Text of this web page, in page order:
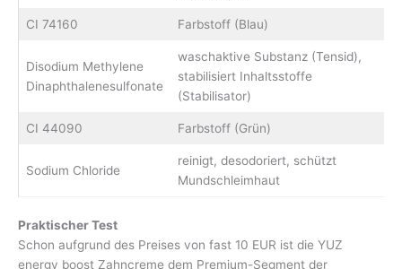
CI 74160 Farbstoff (Blau)
Disodium Methylene
Dinaphthalenesulfonate
waschaktive Substanz (Tensid),
stabilisiert Inhaltsstoffe
(Stabilisator)
CI 44090 Farbstoff (Grün)
Sodium Chloride
reinigt, desodoriert, schützt
Mundschleimhaut
Praktischer Test
Schon aufgrund des Preises von fast 10 EUR ist die YUZ
energy boost Zahncreme dem Premium-Segment der